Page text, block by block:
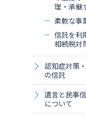
理・承継
柔軟な事
信託を利
相続税対
認知症対策
の信託
遺言と民事
について